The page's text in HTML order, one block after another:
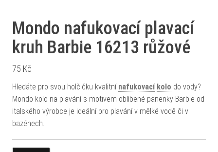
Mondo nafukovací plavací
kruh Barbie 16213 růžové
75 Kč
Hledáte pro svou holčičku kvalitní nafukovací kolo do vody?
Mondo kolo na plavání s motivem oblíbené panenky Barbie od
italského výrobce je ideální pro plavání v mělké vodě či v
bazénech.